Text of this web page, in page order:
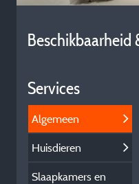
Beschikbaarheid
Services
Algemeen
Huisdieren
Slaapkamers en